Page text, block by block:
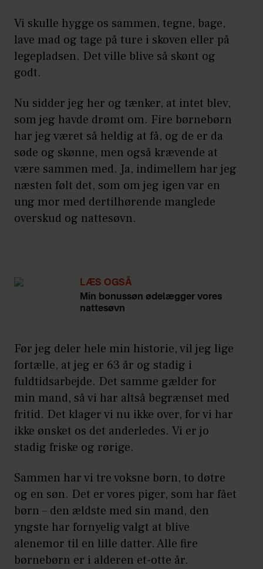
Vi skulle hygge os sammen, tegne, bage,
lave mad og tage på ture i skoven eller på
legepladsen. Det ville blive så skønt og
godt.
Nu sidder jeg her og tænker, at intet blev,
som jeg havde drømt om. Fire børnebørn
har jeg været så heldig at få, og de er da
søde og skønne, men også krævende at
være sammen med. Ja, indimellem har jeg
næsten følt det, som om jeg igen var en
ung mor med dertilhørende manglede
overskud og nattesøvn.
LÆS OGSÅ
Min bonussøn ødelægger vores
nattesøvn
Før jeg deler hele min historie, vil jeg lige
fortælle, at jeg er 63 år og stadig i
fuldtidsarbejde. Det samme gælder for
min mand, så vi har altså begrænset med
fritid. Det klager vi nu ikke over, for vi har
ikke ønsket os det anderledes. Vi er jo
stadig friske og rørige.
Sammen har vi tre voksne børn, to døtre
og en søn. Det er vores piger, som har fået
børn – den ældste med sin mand, den
yngste har fornyelig valgt at blive
alenemor til en lille datter. Alle fire
børnebørn er i alderen et-otte år.